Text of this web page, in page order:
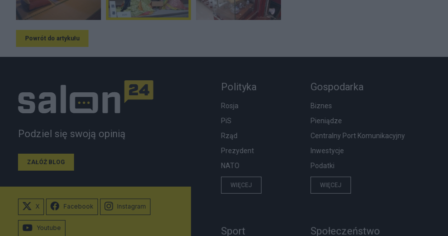
Powrót do artykułu
Podziel się swoją opinią
ZAŁÓŻ BLOG
Polityka
Rosja
PiS
Rząd
Prezydent
NATO
WIĘCEJ
Gospodarka
Biznes
Pieniądze
Centralny Port Komunikacyjny
Inwestycje
Podatki
WIĘCEJ
Sport Społeczeństwo
X Facebook Instagram
Youtube